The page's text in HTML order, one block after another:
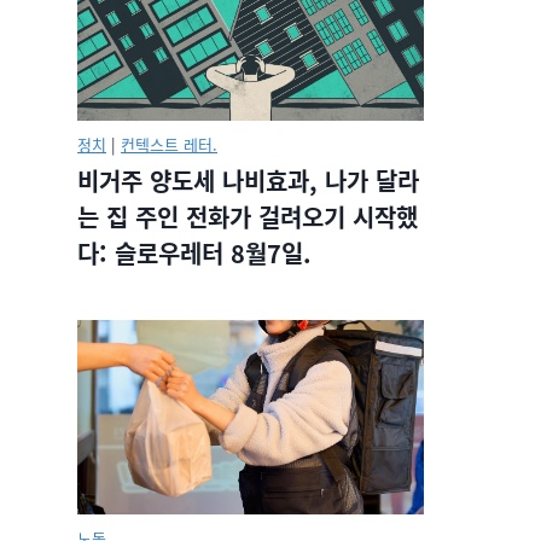
정치 | 컨텍스트 레터.
비거주 양도세 나비효과, 나가 달라
는 집 주인 전화가 걸려오기 시작했
다: 슬로우레터 8월7일.